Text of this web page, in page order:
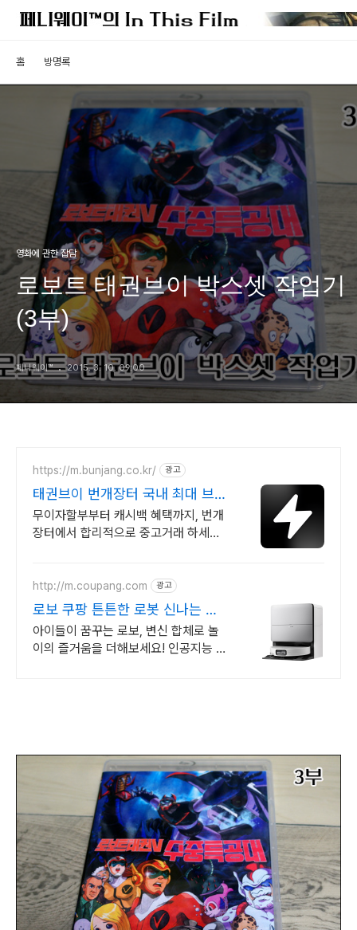
홈 방명록
영화에 관한 잡담
로보트 태권브이 박스셋 작업기
(3부)
페니웨이™ 2015. 3. 10. 09:00
https://m.bunjang.co.kr/ 광고
태권브이 번개장터 국내 최대 브랜
드 중고거래
무이자할부부터 캐시백 혜택까지, 번개
장터에서 합리적으로 중고거래 하세요
드
http://m.coupang.com 광고
로보 쿠팡 튼튼한 로봇 신나는 놀
이
아이들이 꿈꾸는 로보, 변신 합체로 놀
이의 즐거움을 더해보세요! 인공지능 로